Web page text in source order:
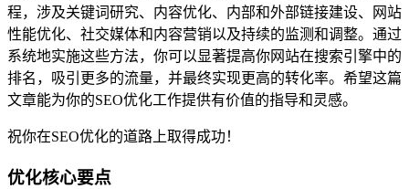
程，涉及关键词研究、内容优化、内部和外部链接建设、网站
性能优化、社交媒体和内容营销以及持续的监测和调整。通过
系统地实施这些方法，你可以显著提高你网站在搜索引擎中的
排名，吸引更多的流量，并最终实现更高的转化率。希望这篇
文章能为你的SEO优化工作提供有价值的指导和灵感。
祝你在SEO优化的道路上取得成功！
优化核心要点